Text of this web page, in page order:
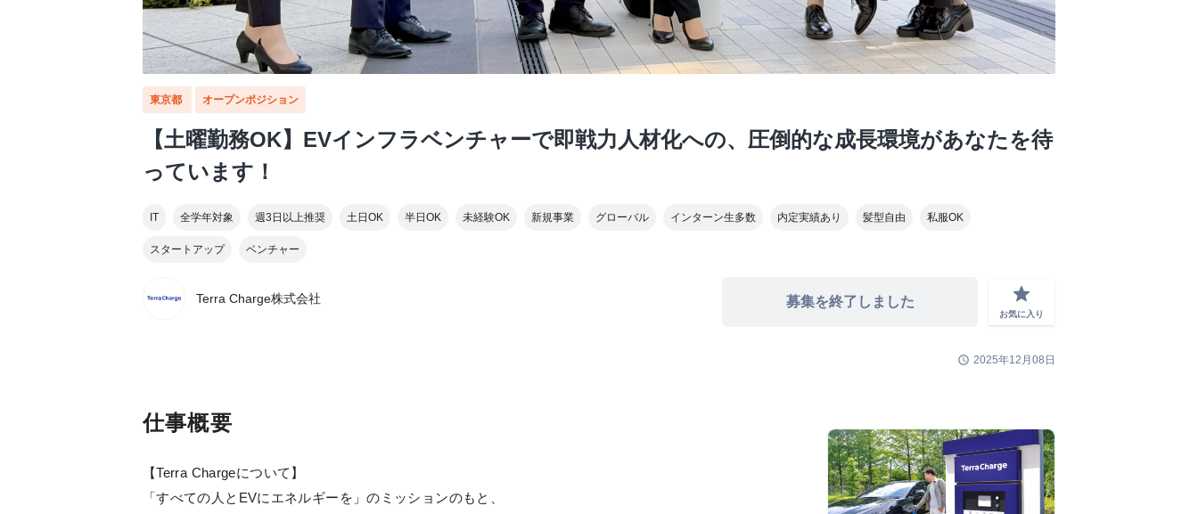
東京都 オープンポジション
【土曜勤務OK】EVインフラベンチャーで即戦力人材化への、圧倒的な成長環境があなたを待
っています！
IT 全学年対象 週3日以上推奨 土日OK 半日OK 未経験OK 新規事業 グローバル インターン生多数 内定実績あり 髪型自由 私服OK
スタートアップ ベンチャー
Terra Charge株式会社 募集を終了しました grade
お気に入り
schedule 2025年12月08日
仕事概要
【Terra Chargeについて】
「すべての人とEVにエネルギーを」のミッションのもと、